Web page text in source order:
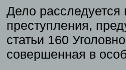
Дело расследуется
преступления,
статьи 160
совершенная в